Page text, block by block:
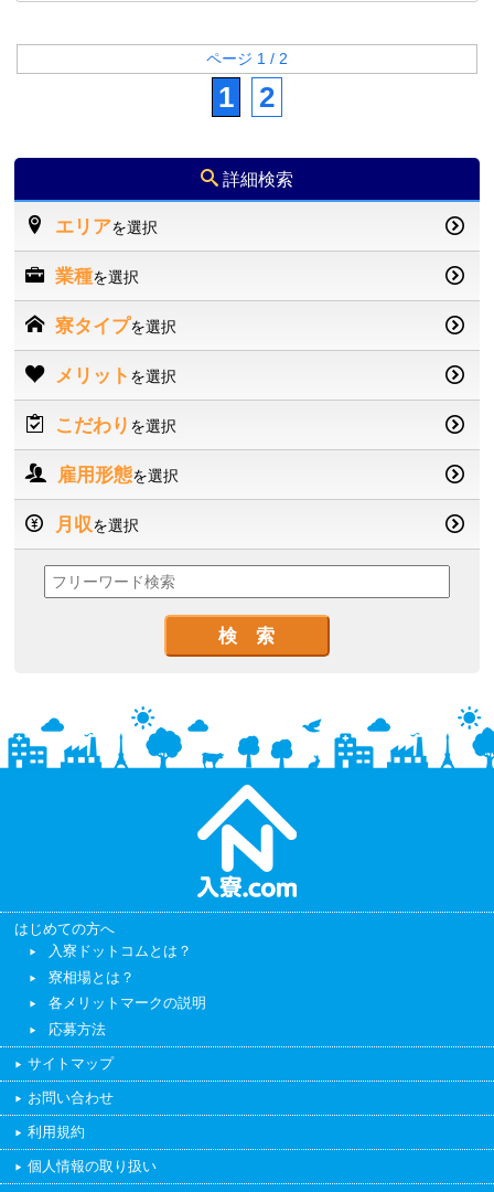
ページ 1 / 2
1 2
詳細検索
エリアを選択
業種を選択
寮タイプを選択
メリット を選択
こだわり を選択
雇用形態を選択
月収を選択
はじめての方へ
入寮ドットコムとは？
寮相場とは？
各メリットマークの説明
応募方法
サイトマップ
お問い合わせ
利用規約
個人情報の取り扱い